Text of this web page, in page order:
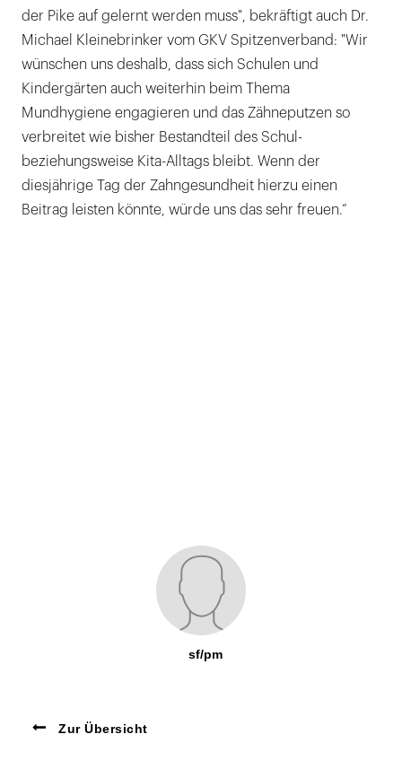
der Pike auf gelernt werden muss", bekräftigt auch Dr.
Michael Kleinebrinker vom GKV Spitzenverband: "Wir
wünschen uns deshalb, dass sich Schulen und
Kindergärten auch weiterhin beim Thema
Mundhygiene engagieren und das Zähneputzen so
verbreitet wie bisher Bestandteil des Schul-
beziehungsweise Kita-Alltags bleibt. Wenn der
diesjährige Tag der Zahngesundheit hierzu einen
Beitrag leisten könnte, würde uns das sehr freuen.“
sf/pm
Zur Übersicht